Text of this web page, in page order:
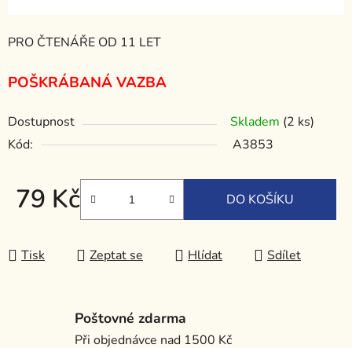
PRO ČTENÁŘE OD 11 LET
POŠKRÁBANÁ VAZBA
Dostupnost Skladem (2 ks)
Kód:
A3853
79 Kč
Měrná cena:
DO KOŠÍKU
Tisk Zeptat se Hlídat Sdílet
Poštovné zdarma
Při objednávce nad 1500 Kč